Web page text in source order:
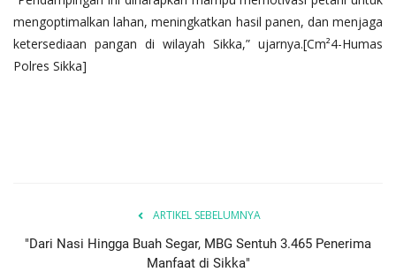
mengoptimalkan lahan, meningkatkan hasil panen, dan menjaga
ketersediaan pangan di wilayah Sikka,” ujarnya.[Cm²4-Humas
Polres Sikka]
ARTIKEL SEBELUMNYA
"Dari Nasi Hingga Buah Segar, MBG Sentuh 3.465 Penerima
Manfaat di Sikka"